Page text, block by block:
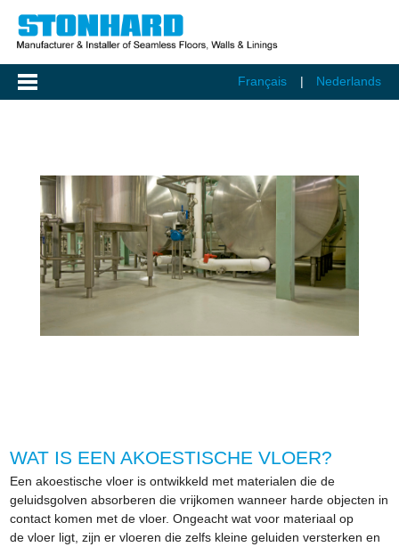
Français Nederlands
WAT IS EEN AKOESTISCHE VLOER?
Een akoestische vloer is ontwikkeld met materialen die de
geluidsgolven absorberen die vrijkomen wanneer harde objecten in
contact komen met de vloer. Ongeacht wat voor materiaal op
de vloer ligt, zijn er vloeren die zelfs kleine geluiden versterken en